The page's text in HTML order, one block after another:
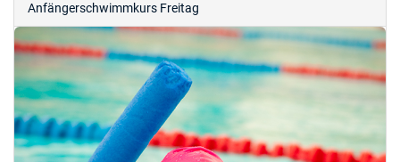
Anfängerschwimmkurs Freitag